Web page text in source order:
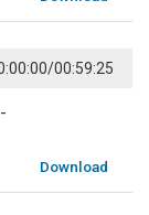
/00:59:25
Download